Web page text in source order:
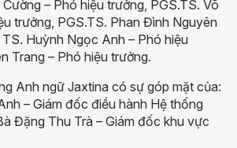
– Phó hiệu trưởng, PGS.TS. Võ
trưởng, PGS.TS. Phan Đình Nguyên
Huỳnh Ngọc Anh – Phó hiệu
Trang – Phó hiệu trưởng.
Anh ngữ Jaxtina có sự góp mặt của:
– Giám đốc điều hành Hệ thống
Đặng Thu Trà – Giám đốc khu vực